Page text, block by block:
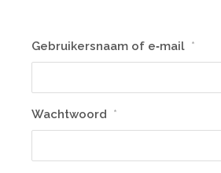
Gebrui­kers­naam of e‑mail *
Wacht­woord *